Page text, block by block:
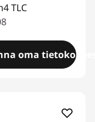
TLC
oma